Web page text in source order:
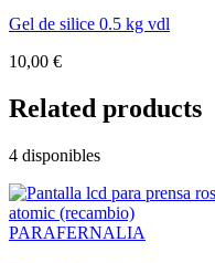
Gel de silice 0.5 kg vdl
10,00 €
Related products
4 disponibles
PARAFERNALIA